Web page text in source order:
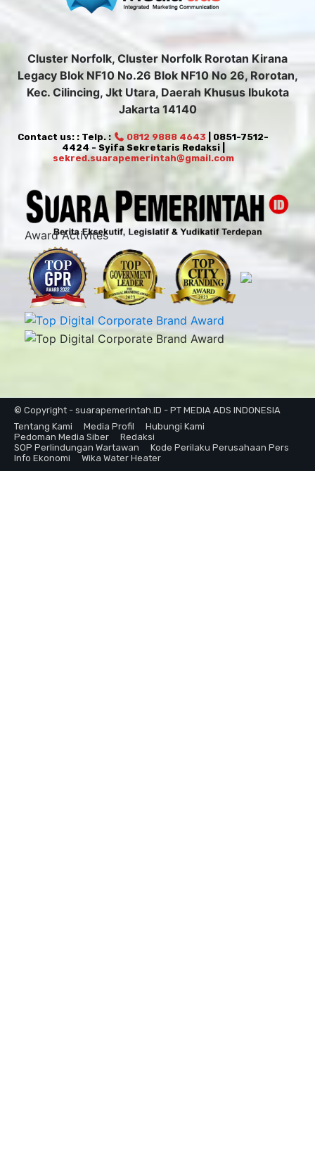
Cluster Norfolk, Cluster Norfolk Rorotan Kirana
Legacy Blok NF10 No.26 Blok NF10 No 26, Rorotan,
Kec. Cilincing, Jkt Utara, Daerah Khusus Ibukota
Jakarta 14140
Contact us: : Telp. : 0812 9888 4643 | 0851-7512-
4424 - Syifa Sekretaris Redaksi |
sekred.suarapemerintah@gmail.com
Award Activites
© Copyright - suarapemerintah.ID - PT MEDIA ADS INDONESIA
Tentang Kami
Media Profil
Hubungi Kami
Pedoman Media Siber
Redaksi
SOP Perlindungan Wartawan
Kode Perilaku Perusahaan Pers
Info Ekonomi
Wika Water Heater